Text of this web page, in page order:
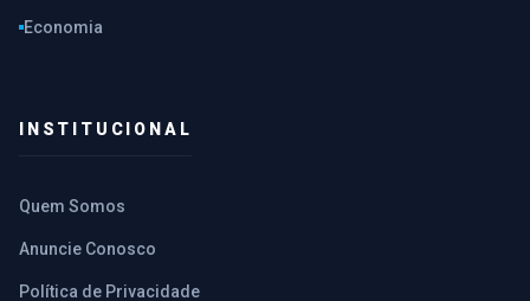
Economia
INSTITUCIONAL
Quem Somos
Anuncie Conosco
Política de Privacidade